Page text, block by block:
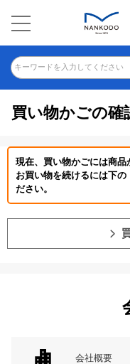
キーワードを入力してください
買い物かごの確
現在、買い物かごには商品
お買い物を続けるには下
ださい。
会社概要